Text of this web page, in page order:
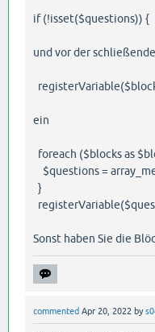
if (!isset($questions)) {
und vor der
ein
foreach ($blocks as
$questions =
}
Sonst haben Sie die
commented Apr 20, 2022 by